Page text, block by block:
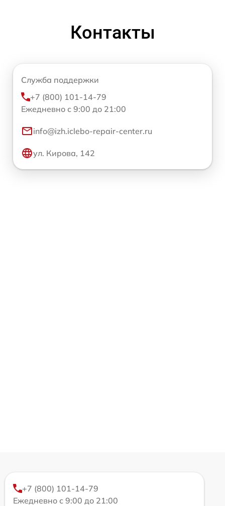
Контакты
Служба поддержки
+7 (800) 101-14-79
Ежедневно с 9:00 до 21:00
info@izh.iclebo-repair-center.ru
ул. Кирова, 142
+7 (800) 101-14-79
Ежедневно с 9:00 до 21:00